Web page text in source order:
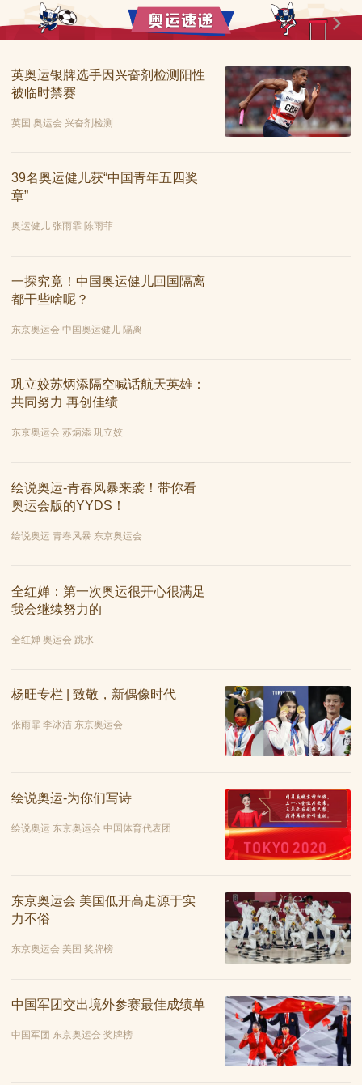
英奥运银牌选手因兴奋剂检测阳性
被临时禁赛
英国 奥运会 兴奋剂检测
39名奥运健儿获“中国青年五四奖
章”
奥运健儿 张雨霏 陈雨菲
一探究竟！中国奥运健儿回国隔离
都干些啥呢？
东京奥运会 中国奥运健儿 隔离
巩立姣苏炳添隔空喊话航天英雄：
共同努力 再创佳绩
东京奥运会 苏炳添 巩立姣
绘说奥运-青春风暴来袭！带你看
奥运会版的YYDS！
绘说奥运 青春风暴 东京奥运会
全红婵：第一次奥运很开心很满足
我会继续努力的
全红婵 奥运会 跳水
杨旺专栏 | 致敬，新偶像时代
张雨霏 李冰洁 东京奥运会
绘说奥运-为你们写诗
绘说奥运 东京奥运会 中国体育代表团
东京奥运会 美国低开高走源于实
力不俗
东京奥运会 美国 奖牌榜
中国军团交出境外参赛最佳成绩单
中国军团 东京奥运会 奖牌榜